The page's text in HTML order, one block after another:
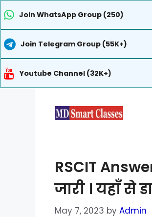
Join WhatsApp Group (250)
Join Telegram Group (55K+)
Youtube Channel (32K+)
RSCIT
जारी । यहाँ से
May 7, 2023 by Admin